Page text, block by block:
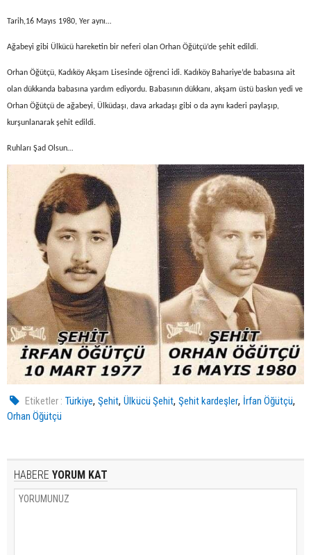
Tarih,16 Mayıs 1980, Yer aynı…
Ağabeyi gibi Ülkücü hareketin bir neferi olan Orhan Öğütçü’de şehit edildi.
Orhan Öğütçü, Kadıköy Akşam Lisesinde öğrenci idi. Kadıköy Bahariye’de babasına ait
olan dükkanda babasına yardım ediyordu. Babasının dükkanı, akşam üstü baskın yedi ve
Orhan Öğütçü de ağabeyi, Ülküdaşı, dava arkadaşı gibi o da aynı kaderi paylaşıp,
kurşunlanarak şehit edildi.
Ruhları Şad Olsun…
Etiketler : Türkiye,Şehit,Ülkücü Şehit,Şehit kardeşler, İrfan Öğütçü,
Orhan Öğütçü
HABERE YORUM KAT